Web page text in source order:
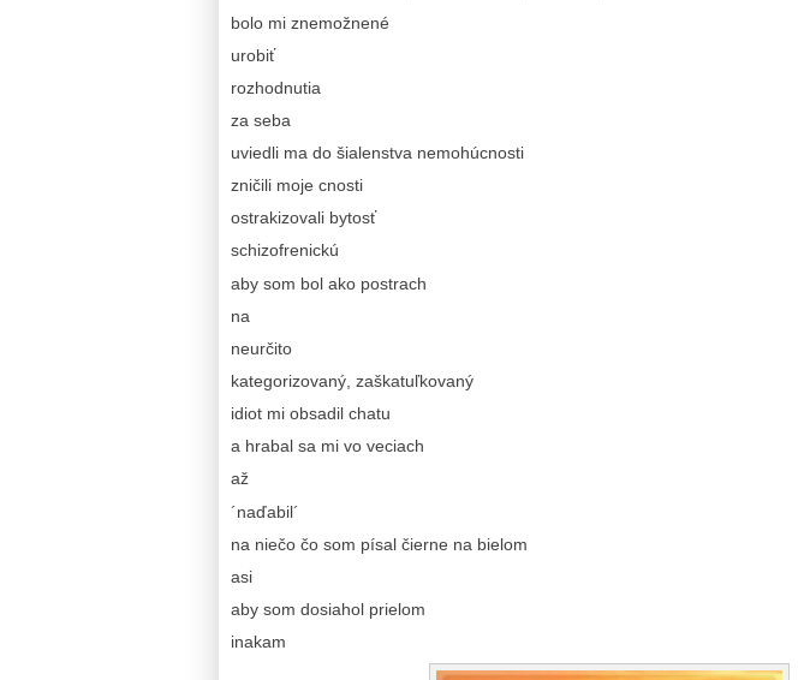
bolo mi znemožnené
urobiť
rozhodnutia
za seba
uviedli ma do šialenstva nemohúcnosti
zničili moje cnosti
ostrakizovali bytosť
schizofrenickú
aby som bol ako postrach
na
neurčito
kategorizovaný, zaškatuľkovaný
idiot mi obsadil chatu
a hrabal sa mi vo veciach
až
´naďabil´
na niečo čo som písal čierne na bielom
asi
aby som dosiahol prielom
inakam